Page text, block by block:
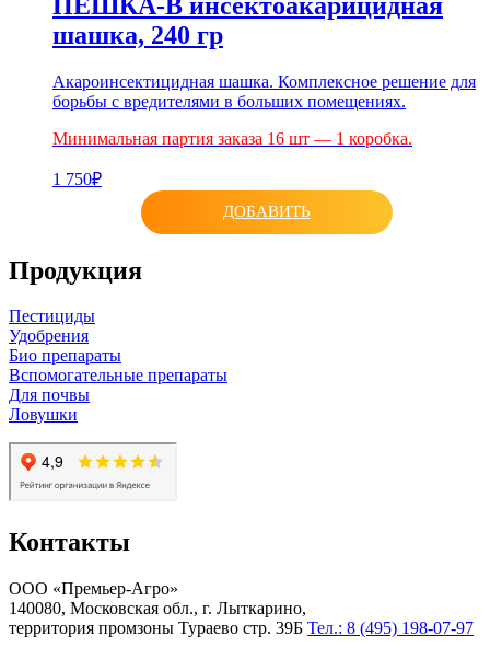
шашка, 240 гр
Акароинсектицидная шашка. Комплексное решение для
борьбы с вредителями в больших помещениях.
Минимальная партия заказа 16 шт — 1 коробка.
1 750₽
ДОБАВИТЬ
Продукция
Пестициды
Удобрения
Био препараты
Вспомогательные препараты
Для почвы
Ловушки
Контакты
ООО «Премьер-Агро»
140080, Московская обл., г. Лыткарино,
территория промзоны Тураево стр. 39Б Тел.: 8 (495) 198-07-97